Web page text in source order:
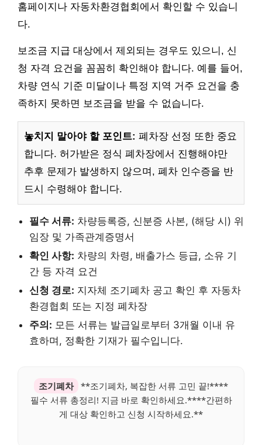
홈페이지나 자동차환경협회에서 확인할 수 있습니
다.
보조금 지급 대상에서 제외되는 경우도 있으니, 신
청 자격 요건을 꼼꼼히 확인해야 합니다. 예를 들어,
차량 연식 기준 미달이나 특정 지역 거주 요건을 충
족하지 못하면 보조금을 받을 수 없습니다.
놓치지 말아야 할 포인트: 폐차장 선정 또한 중요
합니다. 허가받은 정식 폐차장에서 진행해야만
추후 문제가 발생하지 않으며, 폐차 인수증을 반
드시 수령해야 합니다.
필수 서류: 차량등록증, 신분증 사본, (해당 시) 위
임장 및 가족관계증명서
확인 사항: 차량의 차령, 배출가스 등급, 소유 기
간 등 자격 요건
신청 경로: 지자체 조기폐차 공고 확인 후 자동차
환경협회 또는 지정 폐차장
주의: 모든 서류는 발급일로부터 3개월 이내 유
효하며, 정확한 기재가 필수입니다.
조기폐차 **조기폐차, 복잡한 서류 고민 끝!****
필수 서류 총정리! 지금 바로 확인하세요.****간편하
게 대상 확인하고 신청 시작하세요.**